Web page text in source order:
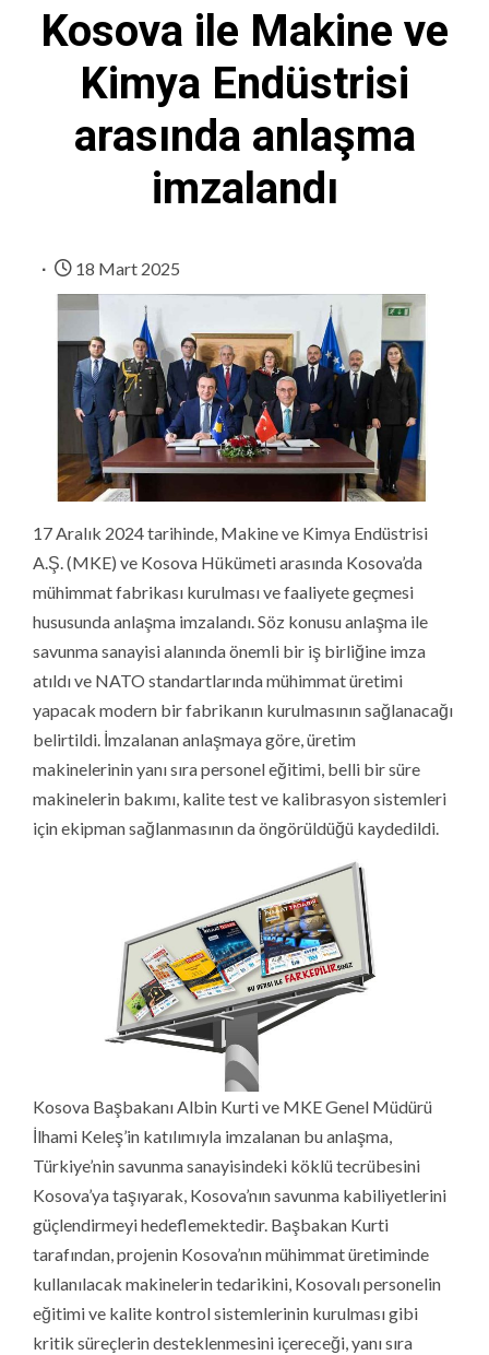
Kosova ile Makine ve
Kimya Endüstrisi
arasında anlaşma
imzalandı
18 Mart 2025
17 Aralık 2024 tarihinde, Makine ve Kimya Endüstrisi
A.Ş. (MKE) ve Kosova Hükümeti arasında Kosova’da
mühimmat fabrikası kurulması ve faaliyete geçmesi
hususunda anlaşma imzalandı. Söz konusu anlaşma ile
savunma sanayisi alanında önemli bir iş birliğine imza
atıldı ve NATO standartlarında mühimmat üretimi
yapacak modern bir fabrikanın kurulmasının sağlanacağı
belirtildi. İmzalanan anlaşmaya göre, üretim
makinelerinin yanı sıra personel eğitimi, belli bir süre
makinelerin bakımı, kalite test ve kalibrasyon sistemleri
için ekipman sağlanmasının da öngörüldüğü kaydedildi.
Kosova Başbakanı Albin Kurti ve MKE Genel Müdürü
İlhami Keleş’in katılımıyla imzalanan bu anlaşma,
Türkiye’nin savunma sanayisindeki köklü tecrübesini
Kosova’ya taşıyarak, Kosova’nın savunma kabiliyetlerini
güçlendirmeyi hedeflemektedir. Başbakan Kurti
tarafından, projenin Kosova’nın mühimmat üretiminde
kullanılacak makinelerin tedarikini, Kosovalı personelin
eğitimi ve kalite kontrol sistemlerinin kurulması gibi
kritik süreçlerin desteklenmesini içereceği, yanı sıra